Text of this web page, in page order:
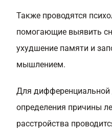
Также проводятся
помогающие выявить
ухудшение памяти и
мышлением.
Для дифференциальной
определения причины
расстройства